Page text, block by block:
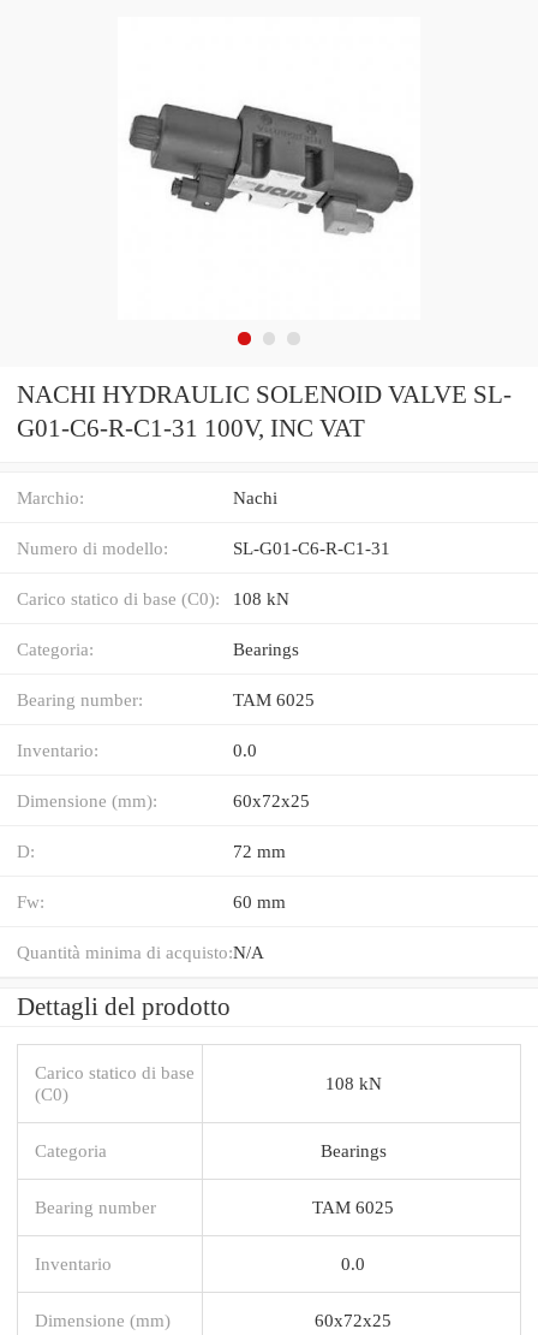
NACHI HYDRAULIC SOLENOID VALVE SL-
G01-C6-R-C1-31 100V, INC VAT
Marchio: Nachi
Numero di modello: SL-G01-C6-R-C1-31
Carico statico di base (C0): 108 kN
Categoria: Bearings
Bearing number: TAM 6025
Inventario: 0.0
Dimensione (mm): 60x72x25
D: 72 mm
Fw: 60 mm
Quantità minima di acquisto:N/A
Dettagli del prodotto
Carico statico di base
(C0)
108 kN
Categoria Bearings
Bearing number TAM 6025
Inventario 0.0
Dimensione (mm) 60x72x25